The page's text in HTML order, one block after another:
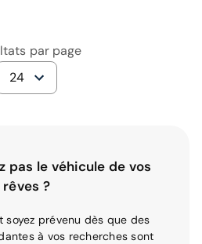
par page
24
pas le véhicule de vos
rêves ?
soyez prévenu dès que des
à vos recherches sont